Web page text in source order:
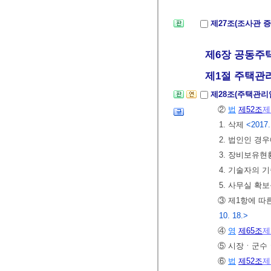
제27조(조사관
제6장 공동주택
제1절 주택관
제28조(주택관
② 법 제52조
1. 삭제
2. 법인인 경
3. 장비보유현
4. 기술자의
5. 사무실 확
③ 제1항에 따
10. 18.>
④ 영 제65조
⑤ 시장ㆍ군수
⑥ 법 제52조